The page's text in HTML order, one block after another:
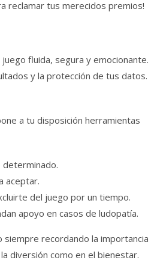
reclamar tus merecidos premios!
fluida, segura y emocionante.
y la protección de tus datos.
a tu disposición herramientas
aceptar.
del juego por un tiempo.
apoyo en casos de ludopatía.
recordando la importancia
diversión como en el bienestar.